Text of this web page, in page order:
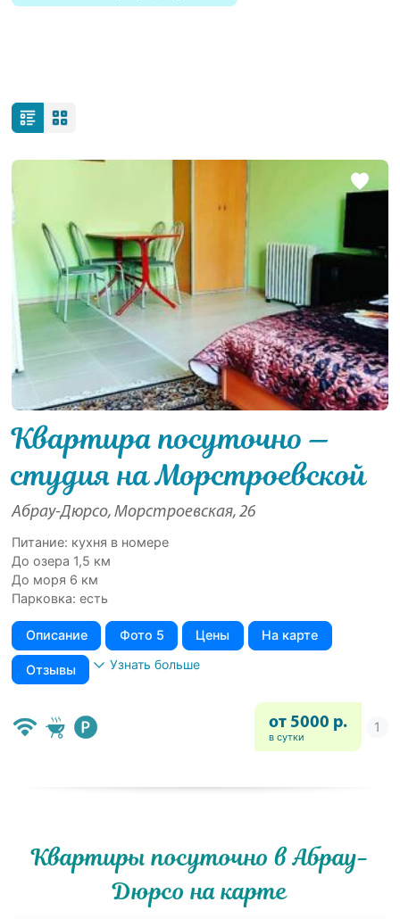
Квартира посуточно —
студия на Морстроевской
Абрау-Дюрсо, Морстроевская, 26
Питание: кухня в номере
До озера 1,5 км
До моря 6 км
Парковка: есть
Описание Фото 5 Цены На карте
Отзывы Узнать больше
от 5000 р.
в сутки
Квартиры посуточно в Абрау-
Дюрсо на карте